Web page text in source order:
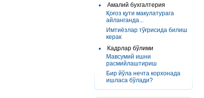
Амалий бухгалтерия
Қоғоз қути макулатурага
айланганда...
Имтиёзлар тўғрисида билиш
керак
Кадрлар бўлими
Мавсумий ишни
расмийлаштириш
Бир йўла нечта корхонада
ишласа бўлади?